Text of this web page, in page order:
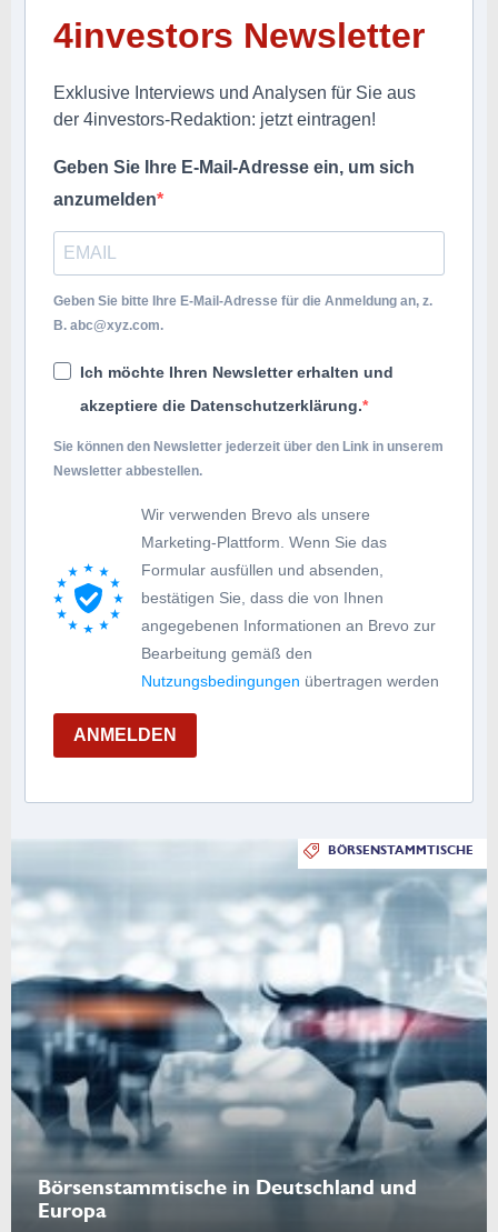
4investors Newsletter
Exklusive Interviews und Analysen für Sie aus
der 4investors-Redaktion: jetzt eintragen!
Geben Sie Ihre E-Mail-Adresse ein, um sich
anzumelden
Geben Sie bitte Ihre E-Mail-Adresse für die Anmeldung an, z.
B. abc@xyz.com.
Ich möchte Ihren Newsletter erhalten und
akzeptiere die Datenschutzerklärung.
Sie können den Newsletter jederzeit über den Link in unserem
Newsletter abbestellen.
Wir verwenden Brevo als unsere
Marketing-Plattform. Wenn Sie das
Formular ausfüllen und absenden,
bestätigen Sie, dass die von Ihnen
angegebenen Informationen an Brevo zur
Bearbeitung gemäß den
Nutzungsbedingungen übertragen werden
ANMELDEN
BÖRSENSTAMMTISCHE
Börsenstammtische in Deutschland und
Europa